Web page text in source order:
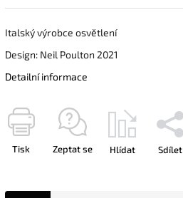
Italský výrobce osvětlení
Design: Neil Poulton 2021
Detailní informace
Tisk Zeptat se Hlídat Sdílet